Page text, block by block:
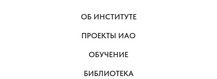
ОБ ИНСТИТУТЕ
ПРОЕКТЫ ИАО
ОБУЧЕНИЕ
БИБЛИОТЕКА